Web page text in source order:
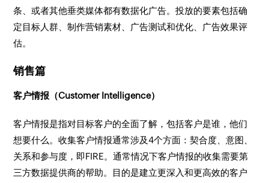
条、或者其他垂类媒体都有数据化广告。投放的要素包括确
定目标人群、制作营销素材、广告测试和优化、广告效果评
估。
销售篇
客户情报（Customer Intelligence）
客户情报是指对目标客户的全面了解，包括客户是谁，他们
想要什么。收集客户情报通常涉及4个方面：契合度、意图、
关系和参与度，即FIRE。通常情况下客户情报的收集需要第
三方数据提供商的帮助。目的是建立更深入和更高效的客户